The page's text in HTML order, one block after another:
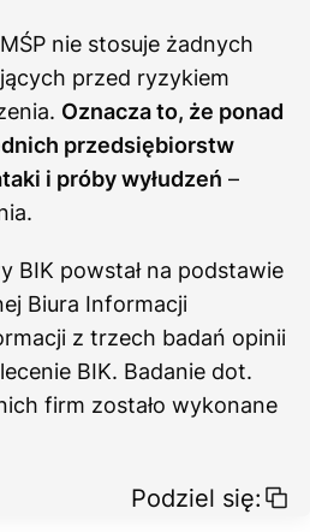
nie stosuje żadnych
przed ryzykiem
Oznacza to, że ponad
przedsiębiorstw
i próby wyłudzeń –
BIK powstał na podstawie
Biura Informacji
z trzech badań opinii
BIK. Badanie dot.
firm zostało wykonane
Podziel się: